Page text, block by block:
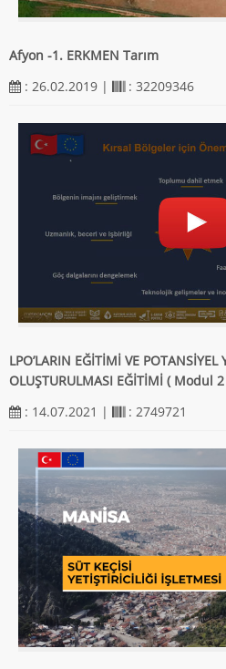
Afyon -1. ERKMEN Tarım
: 26.02.2019 |
: 32209346
LPO’LARIN EĞİTİMİ VE POTANSİYEL
OLUŞTURULMASI EĞİTİMİ ( Modul
: 14.07.2021 |
: 2749721